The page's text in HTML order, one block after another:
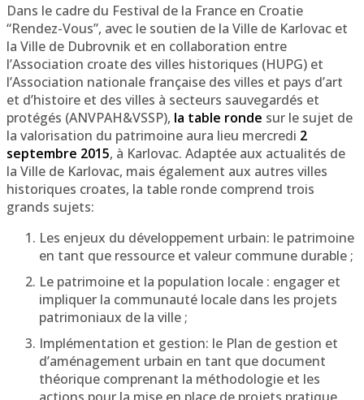
Dans le cadre du Festival de la France en Croatie
“Rendez-Vous”, avec le soutien de la Ville de Karlovac et
la Ville de Dubrovnik et en collaboration entre
l’Association croate des villes historiques (HUPG) et
l’Association nationale française des villes et pays d’art
et d’histoire et des villes à secteurs sauvegardés et
protégés (ANVPAH&VSSP), la table ronde sur le sujet de
la valorisation du patrimoine aura lieu mercredi 2
septembre 2015, à Karlovac. Adaptée aux actualités de
la Ville de Karlovac, mais également aux autres villes
historiques croates, la table ronde comprend trois
grands sujets:
Les enjeux du développement urbain: le patrimoine
en tant que ressource et valeur commune durable ;
Le patrimoine et la population locale : engager et
impliquer la communauté locale dans les projets
patrimoniaux de la ville ;
Implémentation et gestion: le Plan de gestion et
d’aménagement urbain en tant que document
théorique comprenant la méthodologie et les